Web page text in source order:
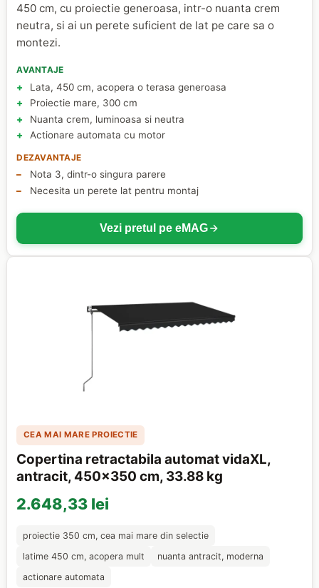
450 cm, cu proiectie generoasa, intr-o nuanta crem
neutra, si ai un perete suficient de lat pe care sa o
montezi.
AVANTAJE
Lata, 450 cm, acopera o terasa generoasa
Proiectie mare, 300 cm
Nuanta crem, luminoasa si neutra
Actionare automata cu motor
DEZAVANTAJE
Nota 3, dintr-o singura parere
Necesita un perete lat pentru montaj
Vezi pretul pe eMAG
CEA MAI MARE PROIECTIE
Copertina retractabila automat vidaXL,
antracit, 450x350 cm, 33.88 kg
2.648,33 lei
proiectie 350 cm, cea mai mare din selectie
latime 450 cm, acopera mult
nuanta antracit, moderna
actionare automata